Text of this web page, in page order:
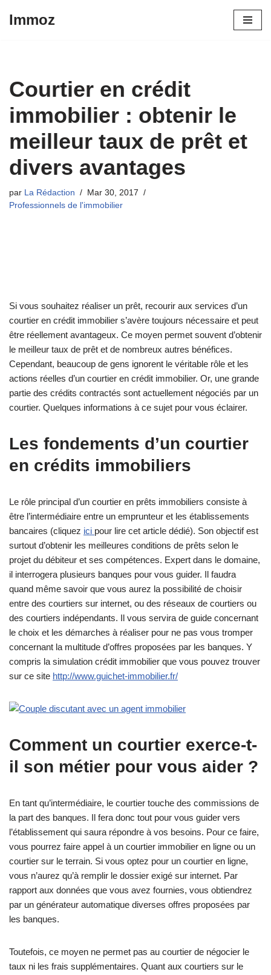
Immoz
Courtier en crédit
immobilier : obtenir le
meilleur taux de prêt et
divers avantages
par La Rédaction
Mar 30, 2017
Professionnels de l'immobilier
Si vous souhaitez réaliser un prêt, recourir aux services d’un
courtier en crédit immobilier s’avère toujours nécessaire et peut
être réellement avantageux. Ce moyen permet souvent d’obtenir
le meilleur taux de prêt et de nombreux autres bénéfices.
Cependant, beaucoup de gens ignorent le véritable rôle et les
actions réelles d’un courtier en crédit immobilier. Or, une grande
partie des crédits contractés sont actuellement négociés par un
courtier. Quelques informations à ce sujet pour vous éclairer.
Les fondements d’un courtier
en crédits immobiliers
Le rôle principal d’un courtier en prêts immobiliers consiste à
être l’intermédiaire entre un emprunteur et les établissements
bancaires (cliquez ici pour lire cet article dédié). Son objectif est
surtout d’obtenir les meilleures conditions de prêts selon le
projet du débiteur et ses compétences. Expert dans le domaine,
il interrogera plusieurs banques pour vous guider. Il faudra
quand même savoir que vous aurez la possibilité de choisir
entre des courtiers sur internet, ou des réseaux de courtiers ou
des courtiers indépendants. Il vous servira de guide concernant
le choix et les démarches à réaliser pour ne pas vous tromper
concernant la multitude d’offres proposées par les banques. Y
compris la simulation crédit immobilier que vous pouvez trouver
sur ce site http://www.guichet-immobilier.fr/
Comment un courtier exerce-t-
il son métier pour vous aider ?
En tant qu’intermédiaire, le courtier touche des commissions de
la part des banques. Il fera donc tout pour vous guider vers
l’établissement qui saura répondre à vos besoins. Pour ce faire,
vous pourrez faire appel à un courtier immobilier en ligne ou un
courtier sur le terrain. Si vous optez pour un courtier en ligne,
vous n’aurez qu’à remplir le dossier exigé sur internet. Par
rapport aux données que vous avez fournies, vous obtiendrez
par un générateur automatique diverses offres proposées par
les banques.
Toutefois, ce moyen ne permet pas au courtier de négocier le
taux ni les frais supplémentaires. Quant aux courtiers sur le